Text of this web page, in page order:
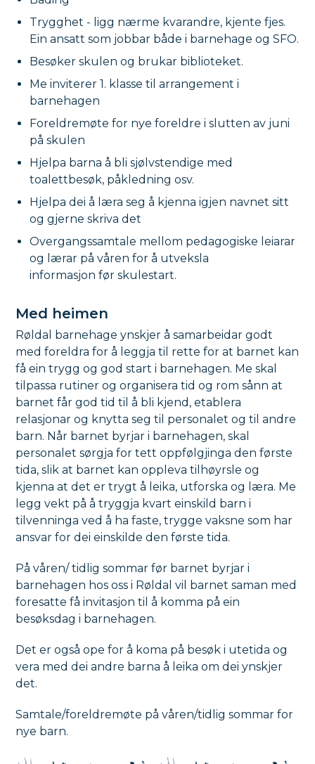
Trygghet - ligg nærme kvarandre, kjente fjes.
Ein ansatt som jobbar både i barnehage og SFO.
Besøker skulen og brukar biblioteket.
Me inviterer 1. klasse til arrangement i
barnehagen
Foreldremøte for nye foreldre i slutten av juni
på skulen
Hjelpa barna å bli sjølvstendige med
toalettbesøk, påkledning osv.
Hjelpa dei å læra seg å kjenna igjen navnet sitt
og gjerne skriva det
Overgangssamtale mellom pedagogiske leiarar
og lærar på våren for å utveksla
informasjon før skulestart.
Med heimen
Røldal barnehage ynskjer å samarbeidar godt
med foreldra for å leggja til rette for at barnet kan
få ein trygg og god start i barnehagen. Me skal
tilpassa rutiner og organisera tid og rom sånn at
barnet får god tid til å bli kjend, etablera
relasjonar og knytta seg til personalet og til andre
barn. Når barnet byrjar i barnehagen, skal
personalet sørgja for tett oppfølgjinga den første
tida, slik at barnet kan oppleva tilhøyrsle og
kjenna at det er trygt å leika, utforska og læra. Me
legg vekt på å tryggja kvart einskild barn i
tilvenninga ved å ha faste, trygge vaksne som har
ansvar for dei einskilde den første tida.
På våren/ tidlig sommar før barnet byrjar i
barnehagen hos oss i Røldal vil barnet saman med
foresatte få invitasjon til å komma på ein
besøksdag i barnehagen.
Det er også ope for å koma på besøk i utetida og
vera med dei andre barna å leika om dei ynskjer
det.
Samtale/foreldremøte på våren/tidlig sommar for
nye barn.